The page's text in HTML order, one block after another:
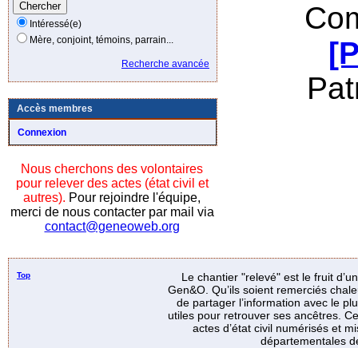
Intéressé(e)
Mère, conjoint, témoins, parrain...
Recherche avancée
Accès membres
Connexion
Nous cherchons des volontaires
pour relever des actes (état civil et
autres). Pour rejoindre l'équipe,
merci de nous contacter par mail via
contact@geneoweb.org
Top
Le chantier "relevé" est le fruit
Gen&O. Qu’ils soient remerciés
de partager l’information avec le
utiles pour retrouver ses ancêtres.
actes d’état civil numérisés et
départementales